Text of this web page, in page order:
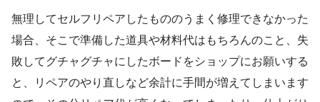
無理してセルフリペアしたもののうまく修理できなかった
場合、そこで準備した道具や材料代はもちろんのこと、失
敗してグチャグチャにしたボードをショップにお願いする
と、リペアのやり直しなど余計に手間が増えてしまいます